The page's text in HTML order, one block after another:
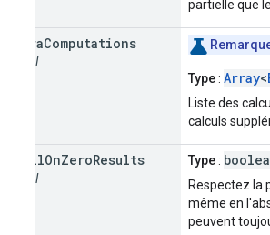
partielle que
extraComputations
optional
Type: Array<
Liste des
calculs
fulfillOnZeroResults
optional
Type:
Respectez la
même en
peuvent